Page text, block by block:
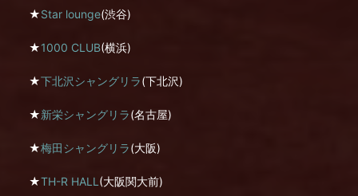
★Star lounge(渋谷)
★1000 CLUB(横浜)
★下北沢シャングリラ(下北沢)
★新栄シャングリラ(名古屋)
★梅田シャングリラ(大阪)
★TH-R HALL (大阪関大前)